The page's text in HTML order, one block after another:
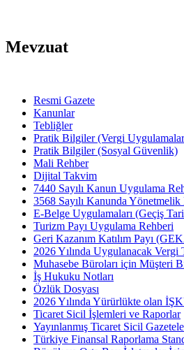
Mevzuat
Resmi Gazete
Kanunlar
Tebliğler
Pratik Bilgiler (Vergi
Pratik Bilgiler (Sosyal Güvenlik)
Mali Rehber
Dijital Takvim
7440 Sayılı Kanun Uygulama
3568 Sayılı Kanunda
E-Belge Uygulamaları (Geçiş
Turizm Payı Uygulama Rehberi
Geri Kazanım Katılım Payı
2026 Yılında Uygulanacak Vergi
Muhasebe Büroları için Müşteri
İş Hukuku Notları
Özlük Dosyası
2026 Yılında Yürürlükte olan
Ticaret Sicil İşlemleri ve Raporlar
Yayınlanmış Ticaret Sicil
Türkiye Finansal Raporlama